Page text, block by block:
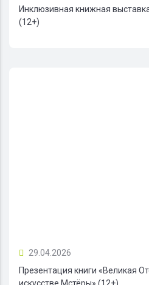
Инклюзивная книжная
(12+)
29.04.2026
Презентация книги «Великая